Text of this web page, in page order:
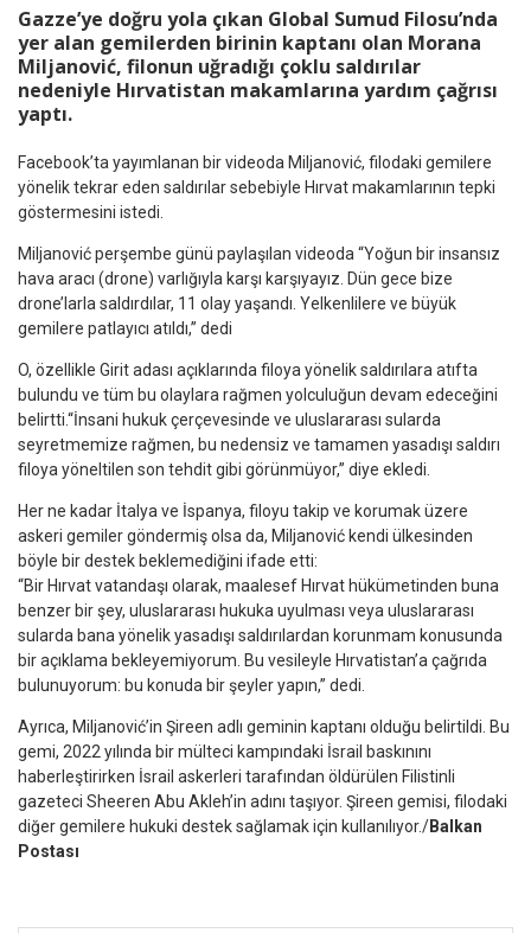
Gazze’ye doğru yola çıkan Global Sumud Filosu’nda
yer alan gemilerden birinin kaptanı olan Morana
Miljanović, filonun uğradığı çoklu saldırılar
nedeniyle Hırvatistan makamlarına yardım çağrısı
yaptı.
Facebook’ta yayımlanan bir videoda Miljanović, filodaki gemilere
yönelik tekrar eden saldırılar sebebiyle Hırvat makamlarının tepki
göstermesini istedi.
Miljanović perşembe günü paylaşılan videoda “Yoğun bir insansız
hava aracı (drone) varlığıyla karşı karşıyayız. Dün gece bize
drone’larla saldırdılar, 11 olay yaşandı. Yelkenlilere ve büyük
gemilere patlayıcı atıldı,” dedi
O, özellikle Girit adası açıklarında filoya yönelik saldırılara atıfta
bulundu ve tüm bu olaylara rağmen yolculuğun devam edeceğini
belirtti.“İnsani hukuk çerçevesinde ve uluslararası sularda
seyretmemize rağmen, bu nedensiz ve tamamen yasadışı saldırı
filoya yöneltilen son tehdit gibi görünmüyor,” diye ekledi.
Her ne kadar İtalya ve İspanya, filoyu takip ve korumak üzere
askeri gemiler göndermiş olsa da, Miljanović kendi ülkesinden
böyle bir destek beklemediğini ifade etti:
“Bir Hırvat vatandaşı olarak, maalesef Hırvat hükümetinden buna
benzer bir şey, uluslararası hukuka uyulması veya uluslararası
sularda bana yönelik yasadışı saldırılardan korunmam konusunda
bir açıklama bekleyemiyorum. Bu vesileyle Hırvatistan’a çağrıda
bulunuyorum: bu konuda bir şeyler yapın,” dedi.
Ayrıca, Miljanović’in Şireen adlı geminin kaptanı olduğu belirtildi. Bu
gemi, 2022 yılında bir mülteci kampındaki İsrail baskınını
haberleştirirken İsrail askerleri tarafından öldürülen Filistinli
gazeteci Sheeren Abu Akleh’in adını taşıyor. Şireen gemisi, filodaki
diğer gemilere hukuki destek sağlamak için kullanılıyor./Balkan
Postası